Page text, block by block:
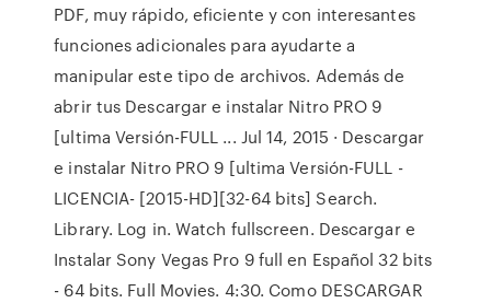
PDF, muy rápido, eficiente y con interesantes
funciones adicionales para ayudarte a
manipular este tipo de archivos. Además de
abrir tus Descargar e instalar Nitro PRO 9
[ultima Versión-FULL ... Jul 14, 2015 · Descargar
e instalar Nitro PRO 9 [ultima Versión-FULL -
LICENCIA- [2015-HD][32-64 bits] Search.
Library. Log in. Watch fullscreen. Descargar e
Instalar Sony Vegas Pro 9 full en Español 32 bits
- 64 bits. Full Movies. 4:30. Como DESCARGAR